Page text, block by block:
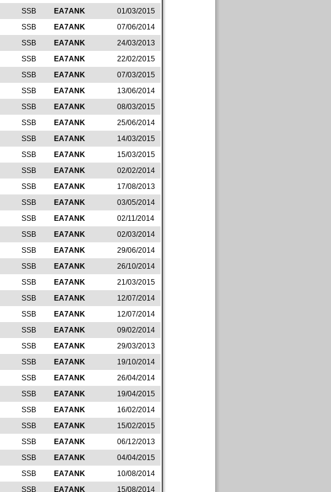
SSB EA7ANK
01/03/2015
SSB EA7ANK
07/06/2014
SSB EA7ANK
24/03/2013
SSB EA7ANK
22/02/2015
SSB EA7ANK
07/03/2015
SSB EA7ANK
13/06/2014
SSB EA7ANK
08/03/2015
SSB EA7ANK
25/06/2014
SSB EA7ANK
14/03/2015
SSB EA7ANK
15/03/2015
SSB EA7ANK
02/02/2014
SSB EA7ANK
17/08/2013
SSB EA7ANK
03/05/2014
SSB EA7ANK
02/11/2014
SSB EA7ANK
02/03/2014
SSB EA7ANK
29/06/2014
SSB EA7ANK
26/10/2014
SSB EA7ANK
21/03/2015
SSB EA7ANK
12/07/2014
SSB EA7ANK
12/07/2014
SSB EA7ANK
09/02/2014
SSB EA7ANK
29/03/2013
SSB EA7ANK
19/10/2014
SSB EA7ANK
26/04/2014
SSB EA7ANK
19/04/2015
SSB EA7ANK
16/02/2014
SSB EA7ANK
15/02/2015
SSB EA7ANK
06/12/2013
SSB EA7ANK
04/04/2015
SSB EA7ANK
10/08/2014
SSB EA7ANK 15/08/2014